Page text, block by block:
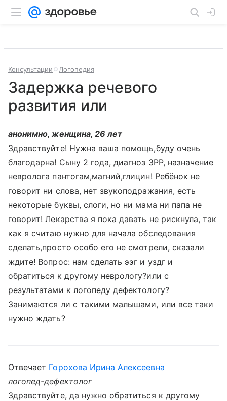
Консультации Логопедия
Задержка речевого
развития или
анонимно, женщина, 26 лет
Здравствуйте! Нужна ваша помощь,буду очень
благодарна! Сыну 2 года, диагноз ЗРР, назначение
невролога пантогам,магний,глицин! Ребёнок не
говорит ни слова, нет звукоподражания, есть
некоторые буквы, слоги, но ни мама ни папа не
говорит! Лекарства я пока давать не рискнула, так
как я считаю нужно для начала обследования
сделать,просто особо его не смотрели, сказали
ждите! Вопрос: нам сделать ээг и уздг и
обратиться к другому неврологу?или с
результатами к логопеду дефектологу?
Занимаются ли с такими малышами, или все таки
нужно ждать?
Отвечает Горохова Ирина Алексеевна
логопед-дефектолог
Здравствуйте, да нужно обратиться к другому